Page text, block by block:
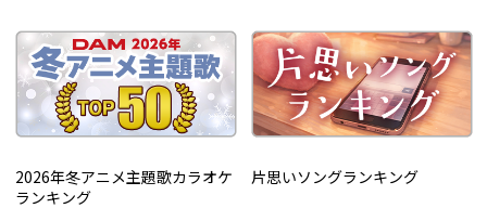
2026年冬アニメ主題歌カラオケ
ランキング
片思いソングランキング